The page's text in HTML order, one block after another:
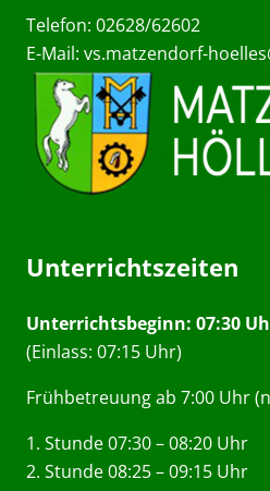
Telefon: 02628/62602
E-Mail: vs.matzendorf-
Unterrichtszeiten
Unterrichtsbeginn: 07:30
(Einlass: 07:15 Uhr)
Frühbetreuung ab 7:00 Uhr
1. Stunde 07:30 – 08:20 Uhr
2. Stunde 08:25 – 09:15 Uhr